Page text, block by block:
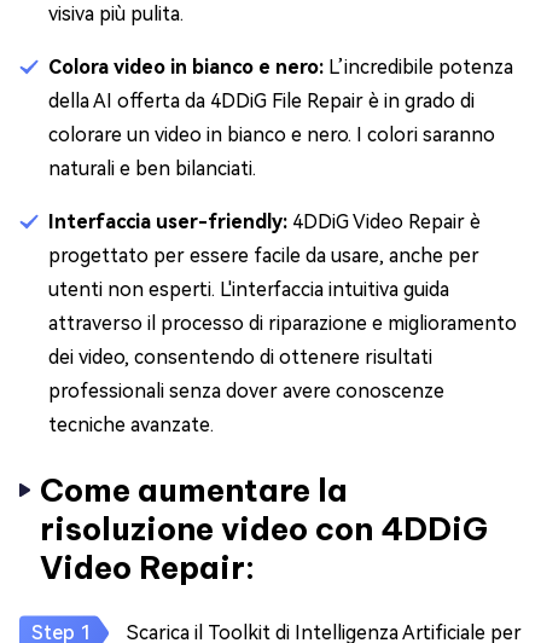
visiva più pulita.
Colora video in bianco e nero: L’incredibile potenza
della AI offerta da 4DDiG File Repair è in grado di
colorare un video in bianco e nero. I colori saranno
naturali e ben bilanciati.
Interfaccia user-friendly: 4DDiG Video Repair è
progettato per essere facile da usare, anche per
utenti non esperti. L'interfaccia intuitiva guida
attraverso il processo di riparazione e miglioramento
dei video, consentendo di ottenere risultati
professionali senza dover avere conoscenze
tecniche avanzate.
Come aumentare la
risoluzione video con 4DDiG
Video Repair:
Scarica il Toolkit di Intelligenza Artificiale per